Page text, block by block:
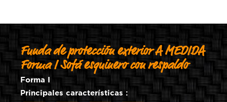
Funda de protección exterior A MEDIDA
Forma I Sofá esquinero con respaldo
Forma I
Principales características :